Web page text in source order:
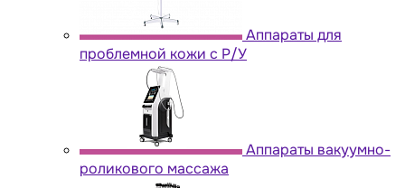
Аппараты для
проблемной кожи с Р/У
Аппараты вакуумно-
роликового массажа